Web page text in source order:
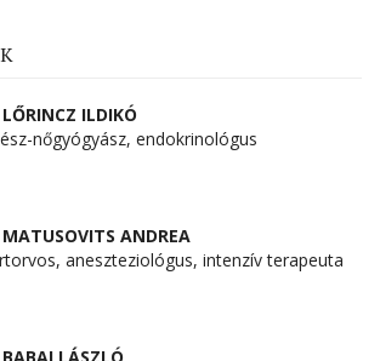
ILDIKÓ
nőgyógyász, endokrinológus
MATUSOVITS ANDREA
aneszteziológus, intenzív terapeuta